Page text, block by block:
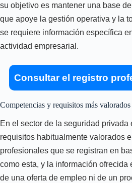
su objetivo es mantener una base
que apoye la gestión operativa y la
se requiere información específica
actividad empresarial.
Consultar el registro
Competencias y requisitos más
En el sector de la seguridad privada
requisitos habitualmente valorados
profesionales que se registran en
como esta, y la información ofrecida
de una oferta de empleo ni de un